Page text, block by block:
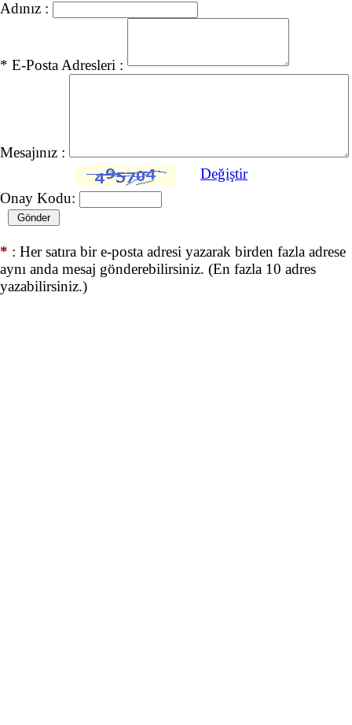
Adınız :
* E-Posta Adresleri :
Mesajınız :
Değiştir
Onay Kodu:
* : Her satıra bir e-posta adresi yazarak birden fazla adrese
aynı anda mesaj gönderebilirsiniz. (En fazla 10 adres
yazabilirsiniz.)